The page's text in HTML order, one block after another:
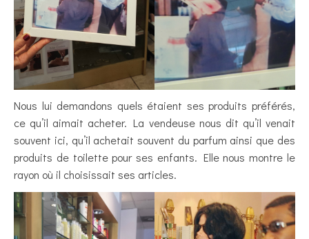
Nous lui demandons quels étaient ses produits préférés,
ce qu’il aimait acheter. La vendeuse nous dit qu’il venait
souvent ici, qu’il achetait souvent du parfum ainsi que des
produits de toilette pour ses enfants. Elle nous montre le
rayon où il choisissait ses articles.